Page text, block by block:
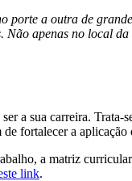
porte a outra de
apenas no local
a sua carreira.
fortalecer a aplicação
a matriz
link.